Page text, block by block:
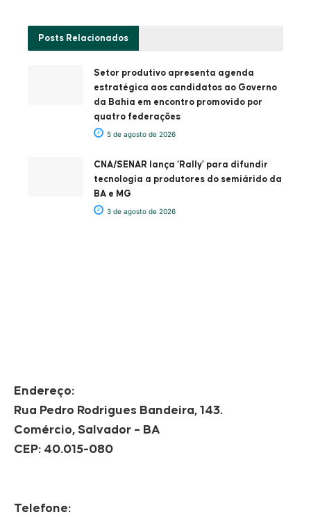
Posts Relacionados
Setor produtivo apresenta agenda
estratégica aos candidatos ao Governo
da Bahia em encontro promovido por
quatro federações
5 de agosto de 2026
CNA/SENAR lança ‘Rally’ para difundir
tecnologia a produtores do semiárido da
BA e MG
3 de agosto de 2026
Endereço:
Rua Pedro Rodrigues Bandeira, 143.
Comércio, Salvador – BA
CEP: 40.015-080
Telefone: